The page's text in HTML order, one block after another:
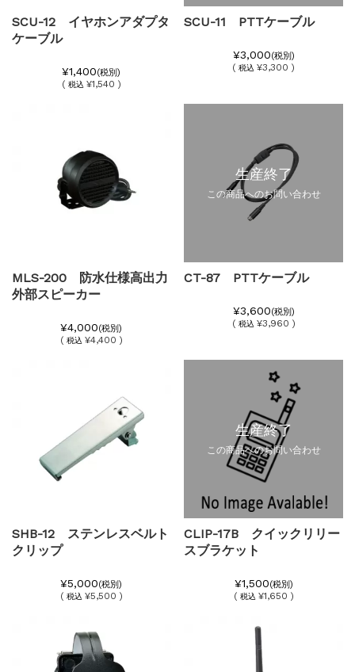
SCU-12 イヤホンアダプタ
ケーブル
¥1,400(税別)
( 税込 ¥1,540 )
SCU-11 PTTケーブル
¥3,000(税別)
(税込 ¥3,300 )
MLS-200 防水仕様高出力
外部スピーカー
¥4,000(税別)
( 税込 ¥4,400 )
生産終了
この商品へのお問い合わせ
CT-87 PTTケーブル
¥3,600(税別)
( 税込 ¥3,960 )
SHB-12 ステンレスベルト
クリップ
¥5,000(税別)
( 税込 ¥5,500 )
生産終了
この商品へのお問い合わせ
CLIP-17B クイックリリー
スブラケット
¥1,500(税別)
( 税込 ¥1,650 )